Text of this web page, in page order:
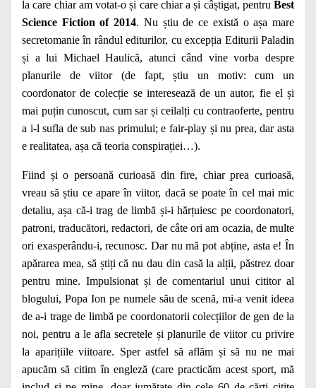
la care chiar am votat-o și care chiar a și câștigat, pentru Best
Science Fiction of 2014. Nu știu de ce există o așa mare
secretomanie în rândul editurilor, cu excepția Editurii Paladin
și a lui Michael Haulică, atunci când vine vorba despre
planurile de viitor (de fapt, știu un motiv: cum un
coordonator de colecție se interesează de un autor, fie el și
mai puțin cunoscut, cum sar și ceilalți cu contraoferte, pentru
a i-l sufla de sub nas primului; e fair-play și nu prea, dar asta
e realitatea, așa că teoria conspirației…).
Fiind și o persoană curioasă din fire, chiar prea curioasă,
vreau să știu ce apare în viitor, dacă se poate în cel mai mic
detaliu, așa că-i trag de limbă și-i hărțuiesc pe coordonatori,
patroni, traducători, redactori, de câte ori am ocazia, de multe
ori exasperându-i, recunosc. Dar nu mă pot abține, asta e! În
apărarea mea, să știți că nu dau din casă la alții, păstrez doar
pentru mine. Impulsionat și de comentariul unui cititor al
blogului, Popa Ion pe numele său de scenă, mi-a venit ideea
de a-i trage de limbă pe coordonatorii colecțiilor de gen de la
noi, pentru a le afla secretele și planurile de viitor cu privire
la aparițiile viitoare. Sper astfel să aflăm și să nu ne mai
apucăm să citim în engleză (care practicăm acest sport, mă